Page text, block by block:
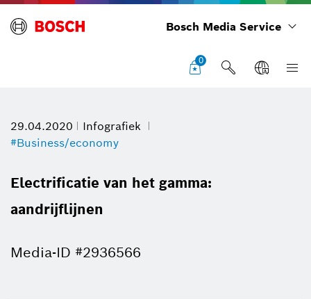
Bosch Media Service
0
29.04.2020
Infografiek
#Business/economy
Electrificatie van het gamma:
aandrijflijnen
Media-ID #2936566